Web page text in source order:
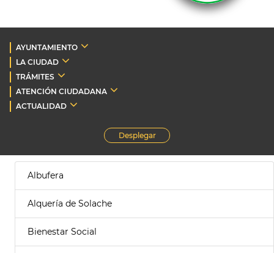
AYUNTAMIENTO
LA CIUDAD
TRÁMITES
ATENCIÓN CIUDADANA
ACTUALIDAD
Desplegar
Albufera
Alquería de Solache
Bienestar Social